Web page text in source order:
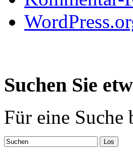
Suchen Sie
Für eine Suche